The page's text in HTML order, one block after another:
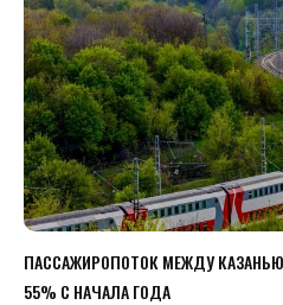
ПАССАЖИРОПОТОК МЕЖДУ
55% С НАЧАЛА ГОДА